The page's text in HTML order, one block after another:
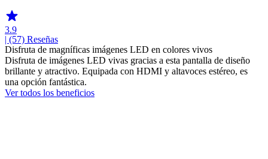
3.9
| (57) Reseñas
Disfruta de magníficas imágenes LED en colores vivos
Disfruta de imágenes LED vivas gracias a esta pantalla de diseño
brillante y atractivo. Equipada con HDMI y altavoces estéreo, es
una opción fantástica.
Ver todos los beneficios